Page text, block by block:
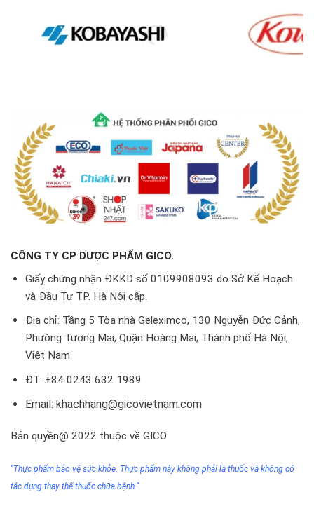
CÔNG TY CP DƯỢC PHẨM GICO.
Giấy chứng nhận ĐKKD số 0109908093 do Sở Kế Hoạch
và Đầu Tư TP. Hà Nội cấp.
Địa chỉ: Tầng 5 Tòa nhà Geleximco, 130 Nguyễn Đức Cảnh,
Phường Tương Mai, Quận Hoàng Mai, Thành phố Hà Nội,
Việt Nam
ĐT: +84 0243 632 1989
Email: khachhang@gicovietnam.com
Bản quyền@ 2022 thuộc về GICO
“Thực phẩm bảo vệ sức khỏe. Thực phẩm này không phải là thuốc và không có
tác dụng thay thế thuốc chữa bệnh.”